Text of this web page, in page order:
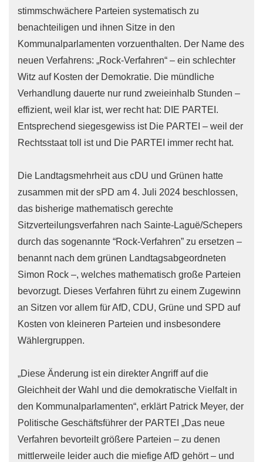
stimmschwächere Parteien systematisch zu
benachteiligen und ihnen Sitze in den
Kommunalparlamenten vorzuenthalten. Der Name des
neuen Verfahrens: „Rock-Verfahren“ – ein schlechter
Witz auf Kosten der Demokratie. Die mündliche
Verhandlung dauerte nur rund zweieinhalb Stunden –
effizient, weil klar ist, wer recht hat: DIE PARTEI.
Entsprechend siegesgewiss ist Die PARTEI – weil der
Rechtsstaat toll ist und Die PARTEI immer recht hat.
Die Landtagsmehrheit aus cDU und Grünen hatte
zusammen mit der sPD am 4. Juli 2024 beschlossen,
das bisherige mathematisch gerechte
Sitzverteilungsverfahren nach Sainte-Laguë/Schepers
durch das sogenannte “Rock-Verfahren” zu ersetzen –
benannt nach dem grünen Landtagsabgeordneten
Simon Rock –, welches mathematisch große Parteien
bevorzugt. Dieses Verfahren führt zu einem Zugewinn
an Sitzen vor allem für AfD, CDU, Grüne und SPD auf
Kosten von kleineren Parteien und insbesondere
Wählergruppen.
„Diese Änderung ist ein direkter Angriff auf die
Gleichheit der Wahl und die demokratische Vielfalt in
den Kommunalparlamenten“, erklärt Patrick Meyer, der
Politische Geschäftsführer der PARTEI „Das neue
Verfahren bevorteilt größere Parteien – zu denen
mittlerweile leider auch die miefige AfD gehört – und